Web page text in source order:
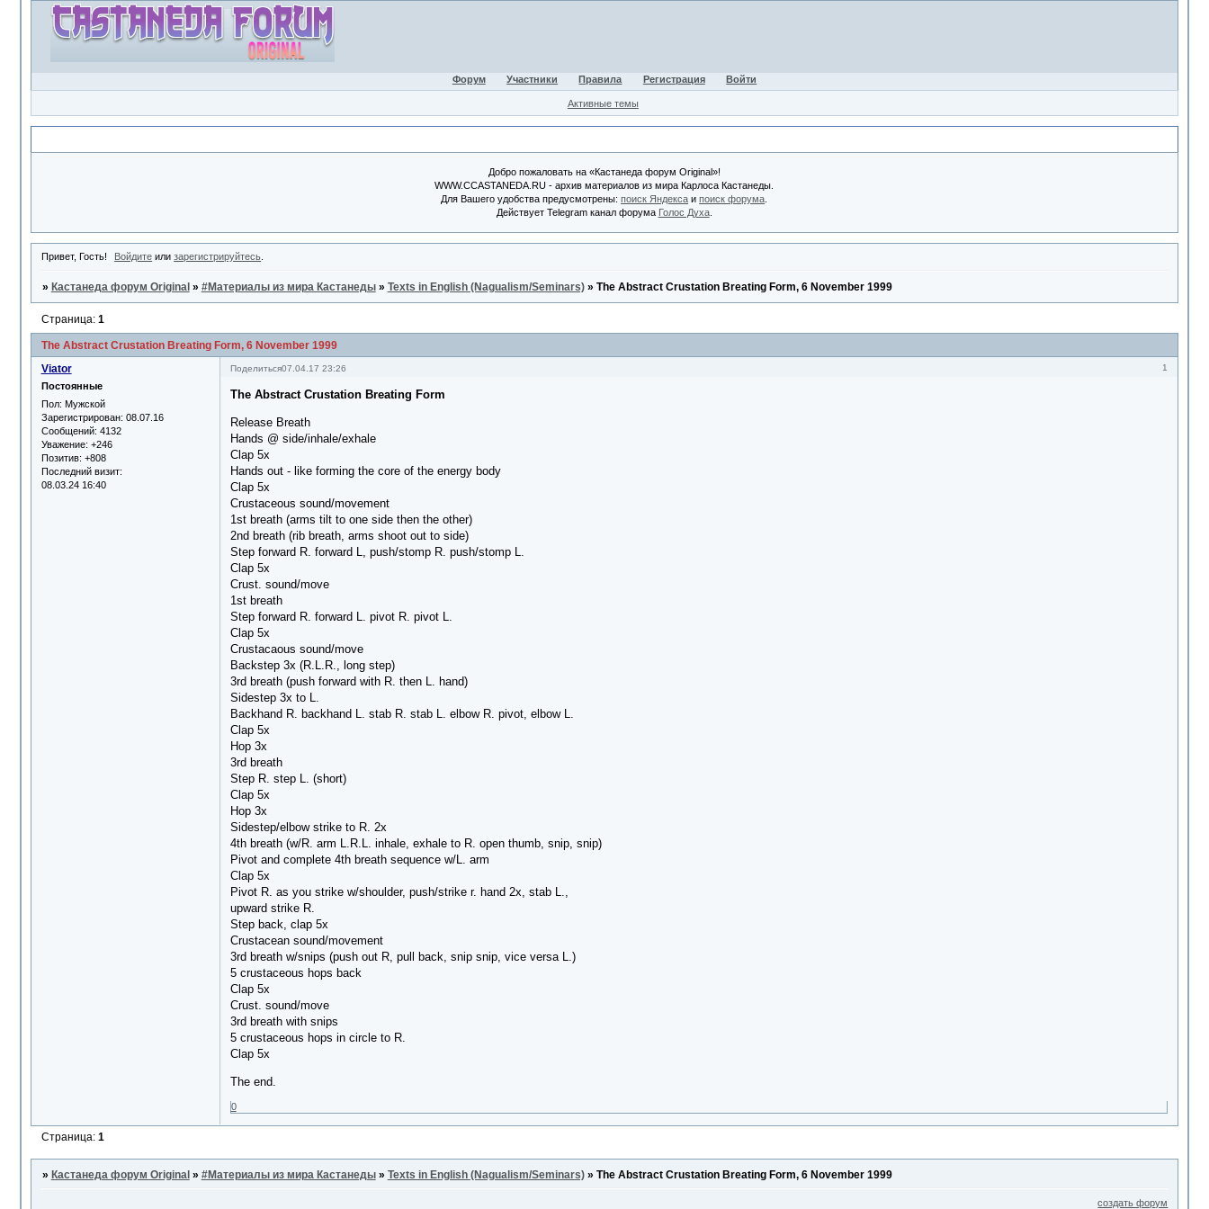
Форум Участники Правила Регистрация Войти
Активные темы
Добро пожаловать на «Кастанеда форум Original»!
WWW.CCASTANEDA.RU - архив материалов из мира Карлоса Кастанеды.
Для Вашего удобства предусмотрены:поиск Яндекса ипоиск форума
Действует Telegram канал форума Голос Духа.
Привет, Гость! Войдите илизарегистрируйтесь
» Кастанеда форум Original » #Материалы из мира Кастанеды » Texts in English (Nagualism/Seminars) » The Abstract Crustation Breating Form, 6 November 1999
The Abstract Crustation Breating Form, 6 November 1999
Страница: 1
Поделиться 1
07.04.17 23:26
Viator
Постоянные
Пол: Мужской
Зарегистрирован: 08.07.16
Сообщений: 4132
Уважение: +246
Позитив: +808
Последний визит:
08.03.24 16:40
The Abstract Crustation Breating Form
Release Breath
Hands @ side/inhale/exhale
Clap 5x
Hands out - like forming the core of the energy body
Clap 5x
Crustaceous sound/movement
1st breath (arms tilt to one side then the other)
2nd breath (rib breath, arms shoot out to side)
Step forward R. forward L, push/stomp R. push/stomp L.
Clap 5x
Crust. sound/move
1st breath
Step forward R. forward L. pivot R. pivot L.
Clap 5x
Crustacaous sound/move
Backstep 3x (R.L.R., long step)
3rd breath (push forward with R. then L. hand)
Sidestep 3x to L.
Backhand R. backhand L. stab R. stab L. elbow R. pivot, elbow L.
Clap 5x
Hop 3x
3rd breath
Step R. step L. (short)
Clap 5x
Hop 3x
Sidestep/elbow strike to R. 2x
4th breath (w/R. arm L.R.L. inhale, exhale to R. open thumb, snip, snip)
Pivot and complete 4th breath sequence w/L. arm
Clap 5x
Pivot R. as you strike w/shoulder, push/strike r. hand 2x, stab L.,
upward strike R.
Step back, clap 5x
Crustacean sound/movement
3rd breath w/snips (push out R, pull back, snip snip, vice versa L.)
5 crustaceous hops back
Clap 5x
Crust. sound/move
3rd breath with snips
5 crustaceous hops in circle to R.
Clap 5x
The end.
0
Страница: 1
» Кастанеда форум Original » #Материалы из мира Кастанеды » Texts in English (Nagualism/Seminars) » The Abstract Crustation Breating Form, 6 November 1999
создать форум